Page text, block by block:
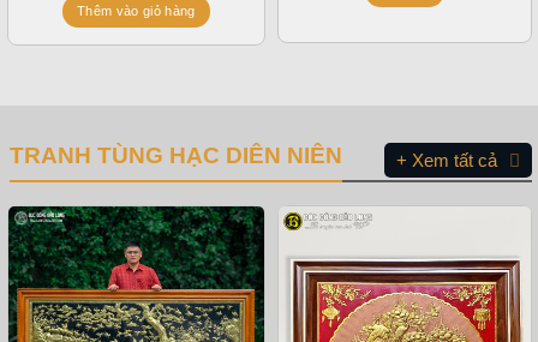
Thêm vào giỏ hàng
TRANH TÙNG HẠC DIÊN NIÊN + Xem tất cả